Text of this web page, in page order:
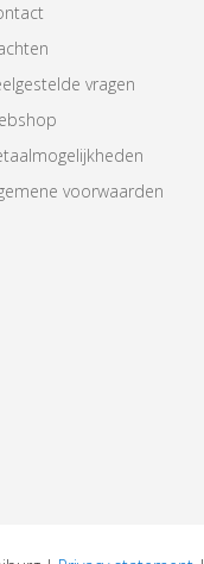
vragen
voorwaarden